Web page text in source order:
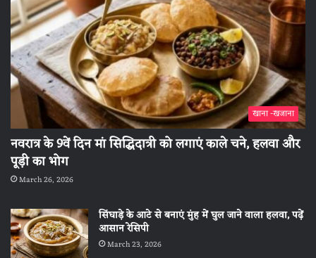
खाना -खजाना
नवरात्र के 9वें दिन मां सिद्धिदात्री को लगाएं काले चने, हलवा और
पूड़ी का भोग
March 26, 2026
सिंघाड़े के आटे से बनाएं मुंह में घुल जाने वाला हलवा, पढ़ें
आसान रेसिपी
March 23, 2026